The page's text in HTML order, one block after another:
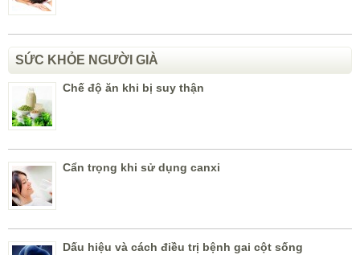
SỨC KHỎE NGƯỜI GIÀ
Chế độ ăn khi bị suy thận
Cẩn trọng khi sử dụng canxi
Dấu hiệu và cách điều trị bệnh gai cột sống